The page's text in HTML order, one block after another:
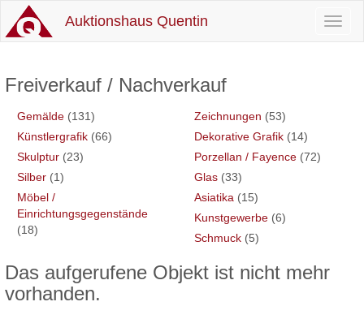
Auktionshaus Quentin
Freiverkauf / Nachverkauf
Gemälde (131) Zeichnungen (53)
Künstlergrafik (66) Dekorative Grafik (14)
Skulptur (23) Porzellan / Fayence (72)
Silber (1) Glas (33)
Möbel /
Einrichtungsgegenstände
(18)
Asiatika (15)
Kunstgewerbe (6)
Schmuck (5)
Das aufgerufene Objekt ist nicht mehr
vorhanden.